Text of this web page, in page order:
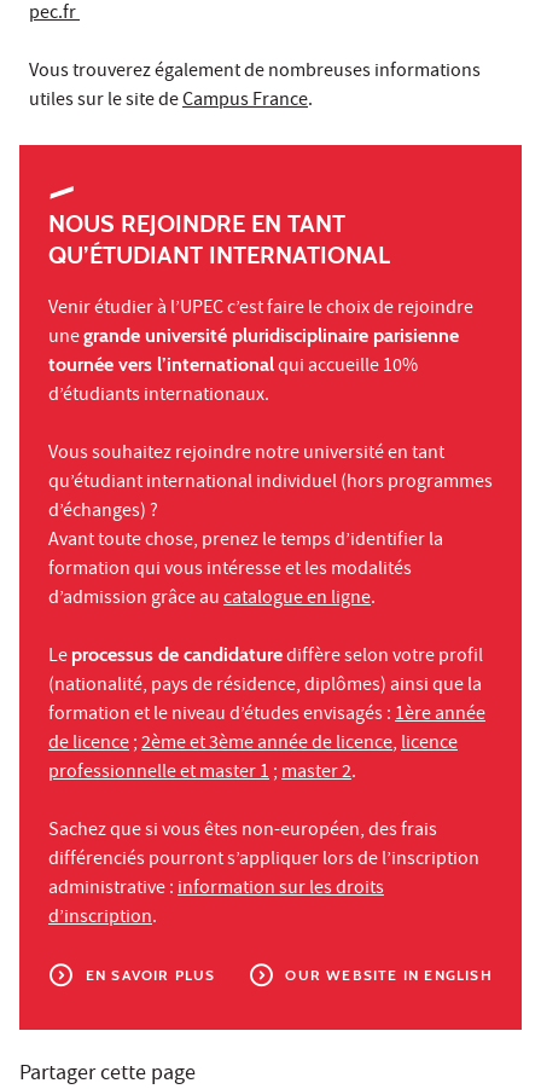
pec.fr
Vous trouverez également de nombreuses informations
utiles sur le site deCampus France.
NOUS REJOINDRE EN TANT
QU’ÉTUDIANT INTERNATIONAL
Venir étudier à l’UPEC c’est faire le choix de rejoindre
unegrande université pluridisciplinaire parisienne
tournée vers l’internationalqui accueille 10%
d’étudiants internationaux.
Vous souhaitez rejoindre notre université en tant
qu’étudiant international individuel (hors programmes
d’échanges) ?
Avant toute chose, prenez le temps d’identifier la
formation qui vous intéresse et les modalités
d’admission grâce aucatalogue en ligne.
Le processus de candidaturediffère selon votre profil
(nationalité, pays de résidence, diplômes) ainsi que la
formation et le niveau d’études envisagés :1ère année
de licence;2ème et 3ème année de licence,licence
professionnelle et master 1;master 2.
Sachez que si vous êtes non-européen, des frais
différenciés pourront s’appliquer lors de l’inscription
administrative :information sur les droits
d’inscription.
EN SAVOIR PLUS OUR WEBSITE IN ENGLISH
Partager cette page